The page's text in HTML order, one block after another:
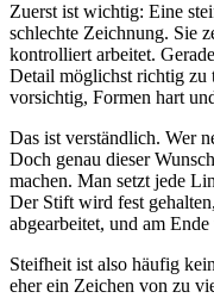
Zuerst ist wichtig: Eine
schlechte Zeichnung. Sie
kontrolliert arbeitet.
Detail möglichst richtig zu
vorsichtig, Formen hart
Das ist verständlich. Wer
Doch genau dieser
machen. Man setzt jede
Der Stift wird fest
abgearbeitet, und am
Steifheit ist also häufig
eher ein Zeichen von zu